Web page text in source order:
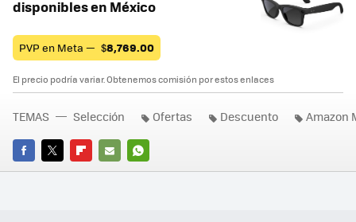
disponibles en México
PVP en Meta — $8,769.00
El precio podría variar. Obtenemos comisión por estos enlaces
FACEBOOK
TWITTERFLIPBOARD
E-
WHATSAPP
TEMAS Selección Ofertas Descuento Amazon